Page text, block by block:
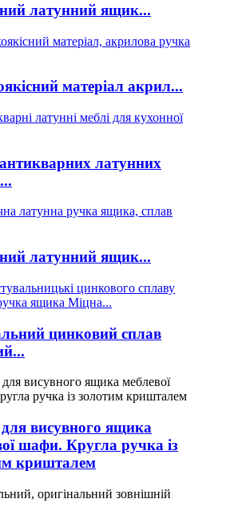
латунний ящик...
матеріал акрил...
латунних
латунний ящик...
цинковий сплав
висувного ящика
шафи. Кругла ручка із
кришталем
оригінальний зовнішній